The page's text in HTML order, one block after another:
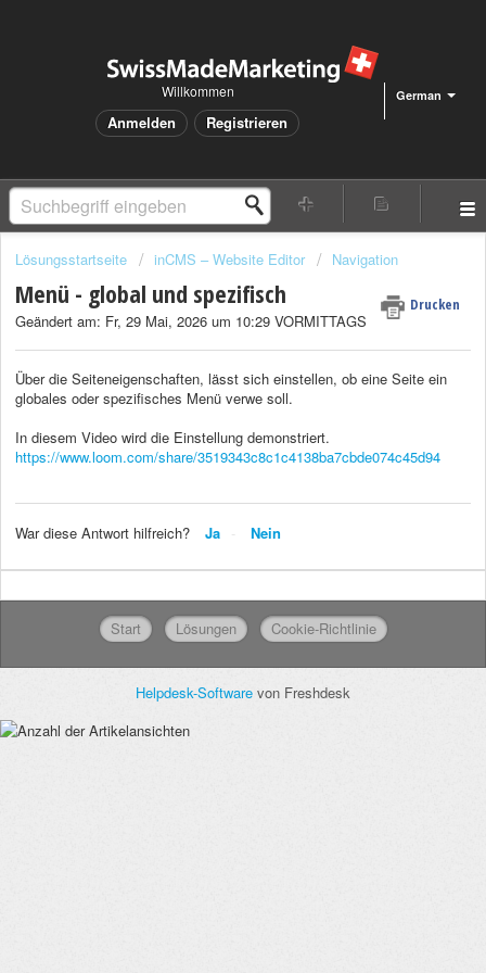
German
Willkommen
Anmelden Registrieren
Lösungsstartseite inCMS – Website Editor Navigation
Menü - global und spezifisch Drucken
Geändert am: Fr, 29 Mai, 2026 um 10:29 VORMITTAGS
Über die Seiteneigenschaften, lässt sich einstellen, ob eine Seite ein
globales oder spezifisches Menü verwe soll.
In diesem Video wird die Einstellung demonstriert.
https://www.loom.com/share/3519343c8c1c4138ba7cbde074c45d94
War diese Antwort hilfreich? Ja Nein
Start Lösungen Cookie-Richtlinie
Helpdesk-Software von Freshdesk